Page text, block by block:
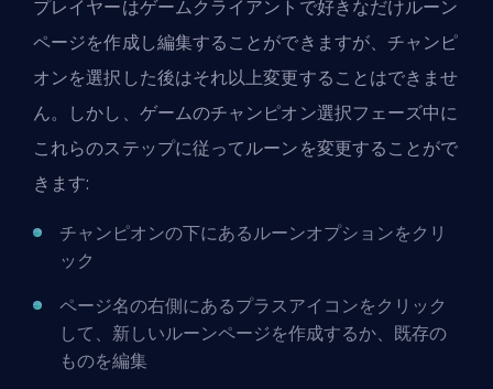
プレイヤーはゲームクライアントで好きなだけルーン
ページを作成し編集することができますが、チャンピ
オンを選択した後はそれ以上変更することはできませ
ん。しかし、ゲームのチャンピオン選択フェーズ中に
これらのステップに従ってルーンを変更することがで
きます:
チャンピオンの下にあるルーンオプションをクリ
ック
ページ名の右側にあるプラスアイコンをクリック
して、新しいルーンページを作成するか、既存の
ものを編集